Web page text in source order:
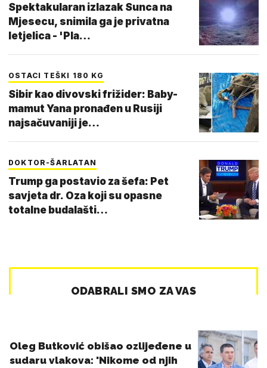
Spektakularan izlazak Sunca na
Mjesecu, snimila ga je privatna
letjelica - 'Pla…
OSTACI TEŠKI 180 KG
Sibir kao divovski frižider: Baby-
mamut Yana pronađen u Rusiji
najsačuvaniji je…
DOKTOR-ŠARLATAN
Trump ga postavio za šefa: Pet
savjeta dr. Oza koji su opasne
totalne budalašti…